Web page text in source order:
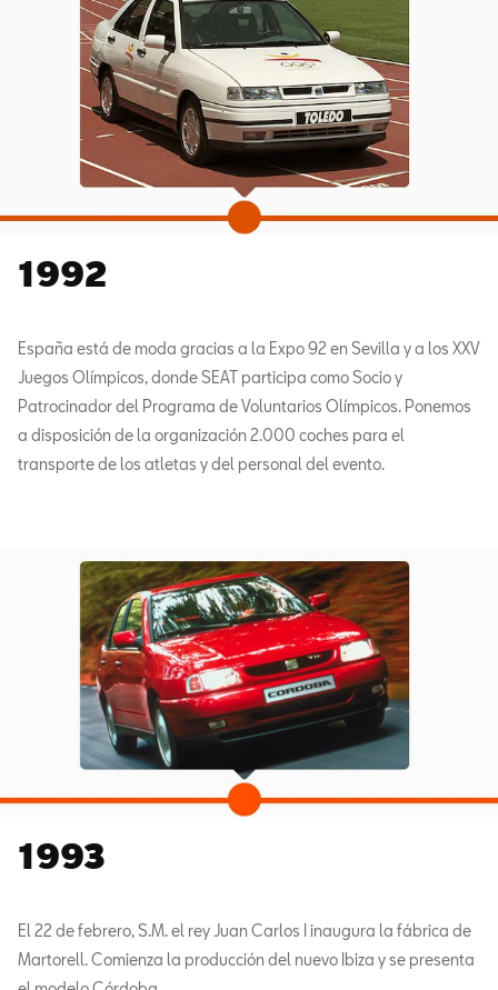
1992
España está de moda gracias a la Expo 92 en Sevilla y a los XXV
Juegos Olímpicos, donde SEAT participa como Socio y
Patrocinador del Programa de Voluntarios Olímpicos. Ponemos
a disposición de la organización 2.000 coches para el
transporte de los atletas y del personal del evento.
1993
El 22 de febrero, S.M. el rey Juan Carlos I inaugura la fábrica de
Martorell. Comienza la producción del nuevo Ibiza y se presenta